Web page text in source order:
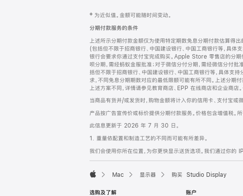
页
脚
注
‡ 为近似值。金额可能随时间变动。
分期付款服务的条件
上述所示分期付款金额仅为使用特定期数免息分期付款估算得
(包括但不限于招商银行、中国建设银行、中国工商银行等，具
银行会要求你通过支付宝完成购买。Apple Store 零售店的分
呗分期，需经蚂蚁金服批准；对于微信分付分期，需经微信分付
括但不限于招商银行、中国建设银行、中国工商银行等，具体支
求，不同免息分期期数对应的最低限额可能有所不同。上述分
上述方案不同，详情请参见教育商店、EPP 在线商店和企业商
当商品有货并/或发货时，购物金额将计入你的信用卡、支付宝或
产品按广告宣传价或标价提供分期付款服务。价格包含增值税。
此信息更新于 2026 年 7 月 30 日。
1. 重量依配置和制造工艺的不同而可能有所差异。
我们会使用你所在位置，为你更快显示送货选项。我们通过你的
Mac 显示器 购买 Studio Display
选购及了解 账户